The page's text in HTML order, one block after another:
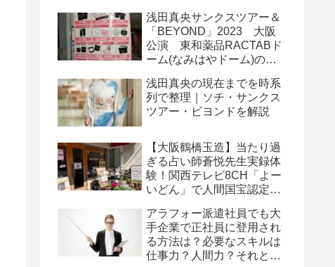
ストの謎二つ
浅田真央サンクスツアー＆
「BEYOND」2023 大阪
公演 東和薬品RACTABド
ーム(なみはやドーム)の座
席のメリットは？
浅田真央の現在までを時系
列で整理｜ソチ・サンクス
ツアー・ビヨンドを解説
【大阪鶴橋玉造】当たり過
ぎる占い師蒼悦先生実録体
験！関西テレビ8CH「よー
いどん」で人間国宝認定
ヴィンテージ
アラフォー派遣社員でも大
手企業で正社員に登用され
る方法は？必要なスキルは
仕事力？人間力？それとも